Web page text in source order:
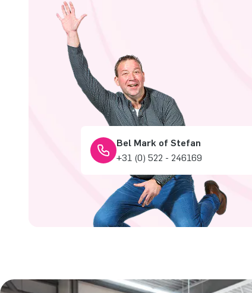
Bel Mark of Stefan
+31 (0) 522 - 246169